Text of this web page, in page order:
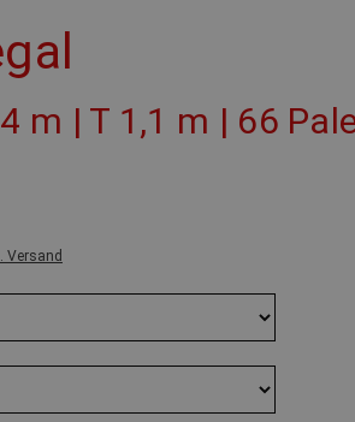
m | T 1,1 m | 66
Versand